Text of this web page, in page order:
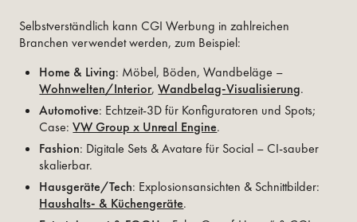
Selbstverständlich kann CGI Werbung in zahlreichen
Branchen verwendet werden, zum Beispiel:
Home & Living: Möbel, Böden, Wandbeläge –
Wohnwelten/Interior,Wandbelag-Visualisierung.
Automotive: Echtzeit-3D für Konfiguratoren und Spots;
Case:VW Group x Unreal Engine.
Fashion: Digitale Sets & Avatare für Social – CI-sauber
skalierbar.
Hausgeräte/Tech: Explosionsansichten & Schnittbilder:
Haushalts- & Küchengeräte.